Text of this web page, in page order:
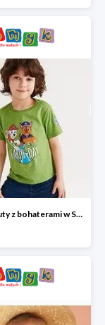
Ubrania i buty z bohaterami w Smyku do -50%